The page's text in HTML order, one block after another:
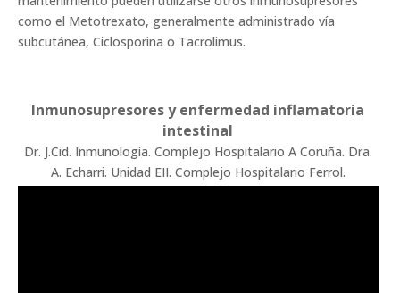
como el Metotrexato, generalmente administrado vía
subcutánea, Ciclosporina o Tacrolimus.
Inmunosupresores y enfermedad inflamatoria
intestinal
Dr. J.Cid. Inmunología. Complejo Hospitalario A Coruña. Dra.
A. Echarri. Unidad EII. Complejo Hospitalario Ferrol.